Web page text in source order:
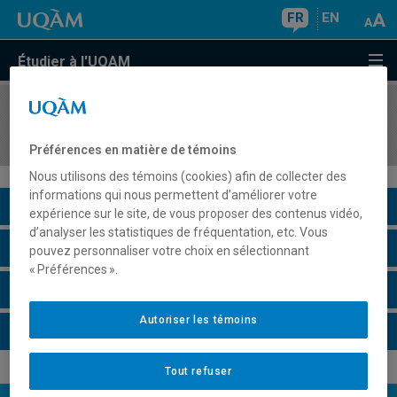
FR EN
Étudier à l'UQAM
COURS//
Description du cours
Horaire - Été 2026
Préférences en matière de témoins
Nous utilisons des témoins (cookies) afin de collecter des
informations qui nous permettent d’améliorer votre
expérience sur le site, de vous proposer des contenus vidéo,
d’analyser les statistiques de fréquentation, etc. Vous
pouvez personnaliser votre choix en sélectionnant
« Préférences ».
Tout refuser
Autoriser les témoins